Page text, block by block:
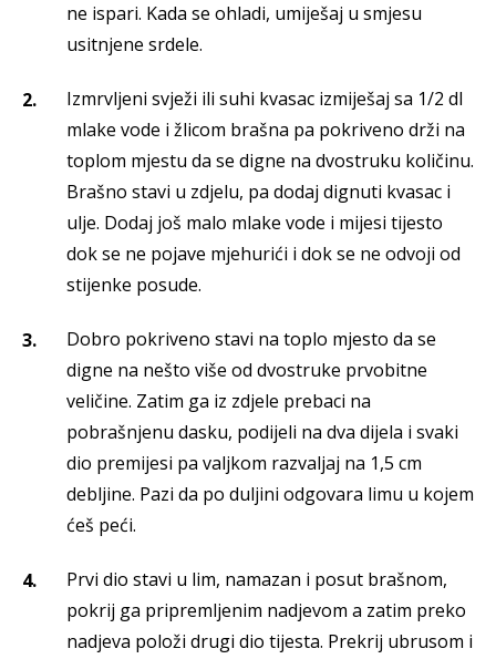
ne ispari. Kada se ohladi, umiješaj u smjesu
usitnjene srdele.
Izmrvljeni svježi ili suhi kvasac izmiješaj sa 1/2 dl
mlake vode i žlicom brašna pa pokriveno drži na
toplom mjestu da se digne na dvostruku količinu.
Brašno stavi u zdjelu, pa dodaj dignuti kvasac i
ulje. Dodaj još malo mlake vode i mijesi tijesto
dok se ne pojave mjehurići i dok se ne odvoji od
stijenke posude.
Dobro pokriveno stavi na toplo mjesto da se
digne na nešto više od dvostruke prvobitne
veličine. Zatim ga iz zdjele prebaci na
pobrašnjenu dasku, podijeli na dva dijela i svaki
dio premijesi pa valjkom razvaljaj na 1,5 cm
debljine. Pazi da po duljini odgovara limu u kojem
ćeš peći.
Prvi dio stavi u lim, namazan i posut brašnom,
pokrij ga pripremljenim nadjevom a zatim preko
nadjeva položi drugi dio tijesta. Prekrij ubrusom i